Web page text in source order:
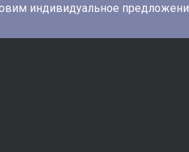
индивидуальное